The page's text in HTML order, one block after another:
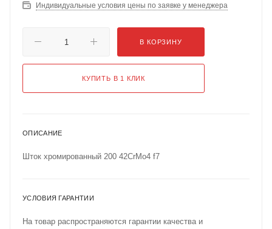
Индивидуальные условия цены по заявке у менеджера
В КОРЗИНУ
КУПИТЬ В 1 КЛИК
ОПИСАНИЕ
Шток хромированный 200 42CrMo4 f7
УСЛОВИЯ ГАРАНТИИ
На товар распространяются гарантии качества и